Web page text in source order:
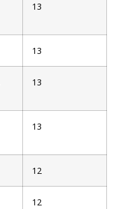
13
13
13
13
12
12